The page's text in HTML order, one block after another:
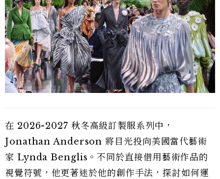
在 2026-2027 秋冬高級訂製服系列中，
Jonathan Anderson 將目光投向美國當代藝術
家 Lynda Benglis。不同於直接借用藝術作品的
視覺符號，他更著迷於他的創作手法，探討如何運